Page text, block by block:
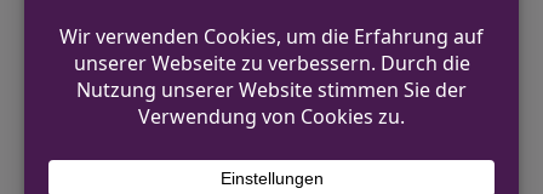
Kapellenstraße vollständig gesperrt. Der
Einsatz dauerte zum aktuellen Zeitpunkt
(16:00 Uhr) noch an.